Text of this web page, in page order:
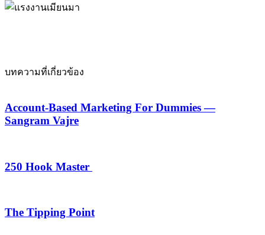
บทความที่เกี่ยวข้อง
Account-Based Marketing For Dummies —
Sangram Vajre
250 Hook Master
The Tipping Point